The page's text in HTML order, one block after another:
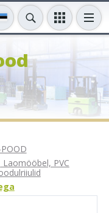
Laomööbel, PVC